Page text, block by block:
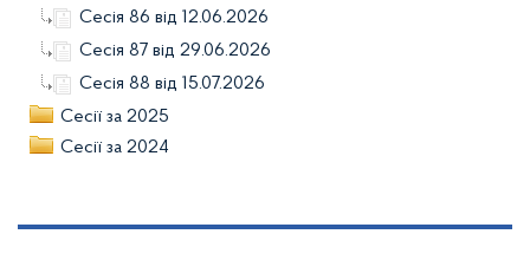
Сесія 86 від 12.06.2026
Сесія 87 від 29.06.2026
Сесія 88 від 15.07.2026
Сесії за 2025
Сесії за 2024